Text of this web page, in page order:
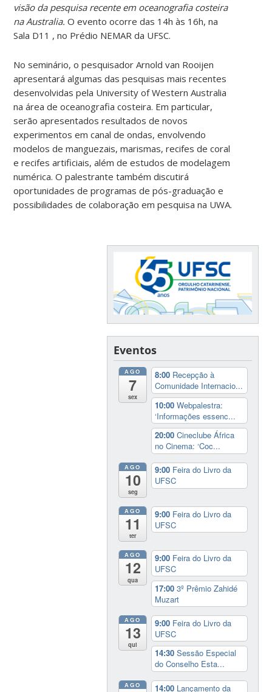
visão da pesquisa recente em oceanografia costeira
na Australia.O evento ocorre das 14h às 16h, na
Sala D11 , no Prédio NEMAR da UFSC.
No seminário, o pesquisador Arnold van Rooijen
apresentará algumas das pesquisas mais recentes
desenvolvidas pela University of Western Australia
na área de oceanografia costeira. Em particular,
serão apresentados resultados de novos
experimentos em canal de ondas, envolvendo
modelos de manguezais, marismas, recifes de coral
e recifes artificiais, além de estudos de modelagem
numérica. O palestrante também discutirá
oportunidades de programas de pós-graduação e
possibilidades de colaboração em pesquisa na UWA.
Eventos
AGO
7
sex
8:00 Recepção à
Comunidade Internacio...
10:00Webpalestra:
‘Informações essenc...
20:00Cineclube África
no Cinema: ‘Coc...
AGO
10
seg
9:00 Feira do Livro da
UFSC
AGO
11
ter
9:00 Feira do Livro da
UFSC
AGO
12
qua
9:00 Feira do Livro da
UFSC
17:003º Prêmio Zahidé
Muzart
AGO
13
qui
9:00 Feira do Livro da
UFSC
14:30Sessão Especial
do Conselho Esta...
AGO 14:00 Lançamento da